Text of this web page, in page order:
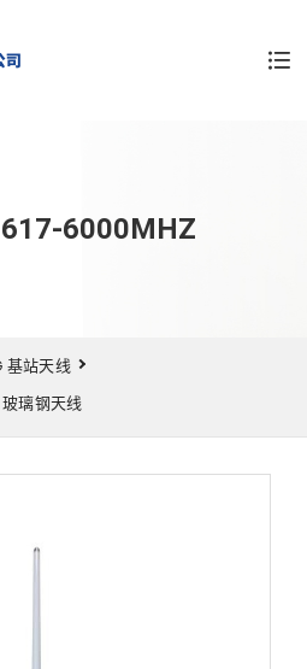
6000MHZ
基站天线
玻璃钢天线